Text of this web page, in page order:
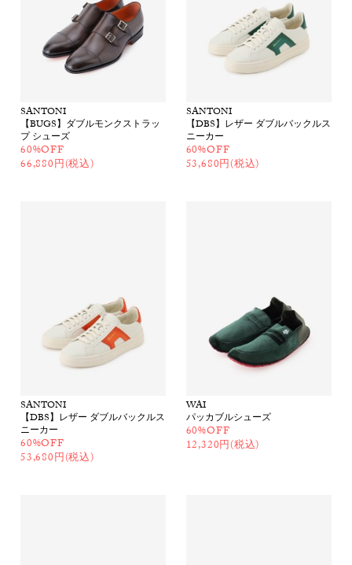
SANTONI
【BUGS】ダブルモンクストラッ
プ シューズ
60%OFF
66,880円(税込)
SANTONI
【DBS】レザー ダブルバックルス
ニーカー
60%OFF
53,680円(税込)
SANTONI
【DBS】レザー ダブルバックルス
ニーカー
60%OFF
53,680円(税込)
WAI
パッカブルシューズ
60%OFF
12,320円(税込)